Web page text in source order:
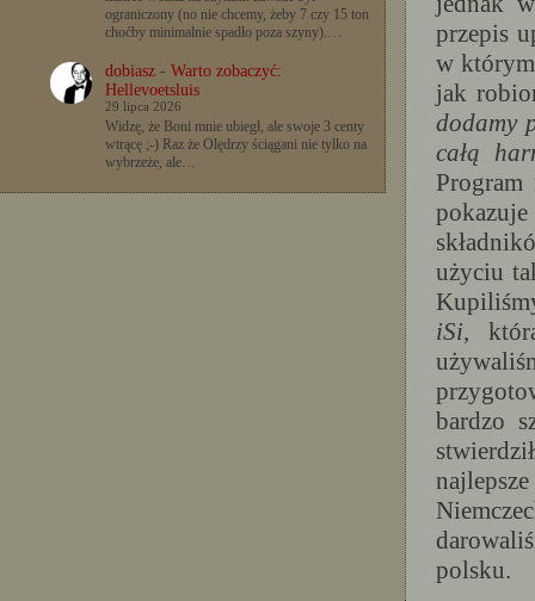
ograniczony (no nie chcemy, żeby 7 czy 15 ton
choćby minimalnie spadło poza szyny).…
dobiasz- Warto zobaczyć:
Hellevoetsluis
29 lipca 2026
Widzę, że Boni mnie ubiegł, ale swoje 3 centy
wtrącę ;-) Raz że Olędrzy ściągani nie tylko na
wybrzeże, ale…
przepis
w
jak
dodamy
całą
użyciu
iSi,
bardzo
polsku.